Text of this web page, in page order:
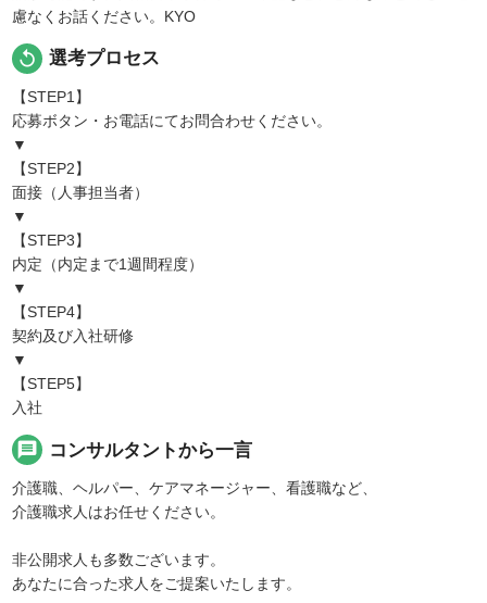
慮なくお話ください。KYO
replay 選考プロセス
【STEP1】
応募ボタン・お電話にてお問合わせください。
▼
【STEP2】
面接（人事担当者）
▼
【STEP3】
内定（内定まで1週間程度）
▼
【STEP4】
契約及び入社研修
▼
【STEP5】
入社
message コンサルタントから一言
介護職、ヘルパー、ケアマネージャー、看護職など、
介護職求人はお任せください。
非公開求人も多数ございます。
あなたに合った求人をご提案いたします。